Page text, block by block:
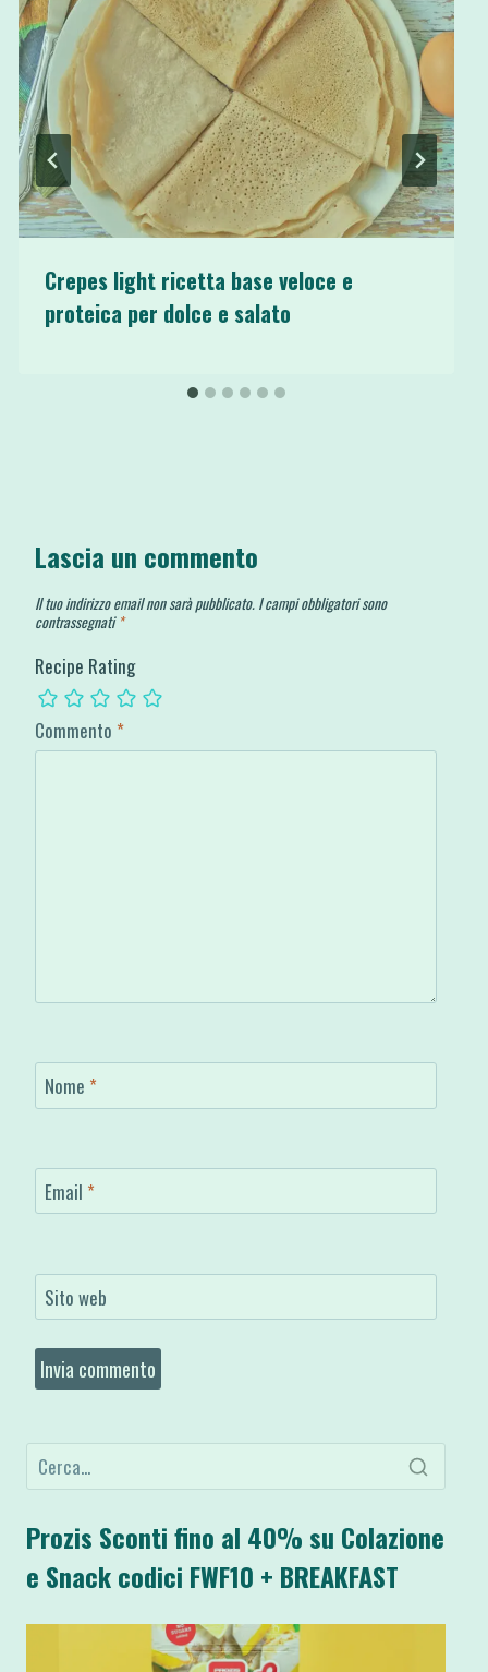
Crepes light ricetta base veloce e
proteica per dolce e salato
Lascia un commento
Il tuo indirizzo email non sarà pubblicato. I campi obbligatori sono
contrassegnati *
Recipe Rating
Commento *
Nome *
Email *
Sito web
Prozis Sconti fino al 40% su Colazione
e Snack codici FWF10 + BREAKFAST